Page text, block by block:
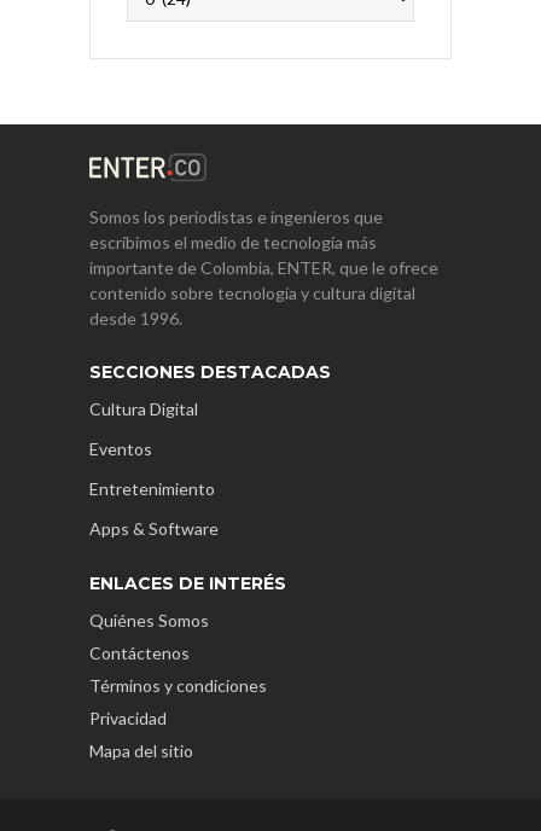
Somos los periodistas e ingenieros que
escribimos el medio de tecnología más
importante de Colombia, ENTER, que le ofrece
contenido sobre tecnología y cultura digital
desde 1996.
SECCIONES DESTACADAS
Cultura Digital
Eventos
Entretenimiento
Apps & Software
ENLACES DE INTERÉS
Quiénes Somos
Contáctenos
Términos y condiciones
Privacidad
Mapa del sitio